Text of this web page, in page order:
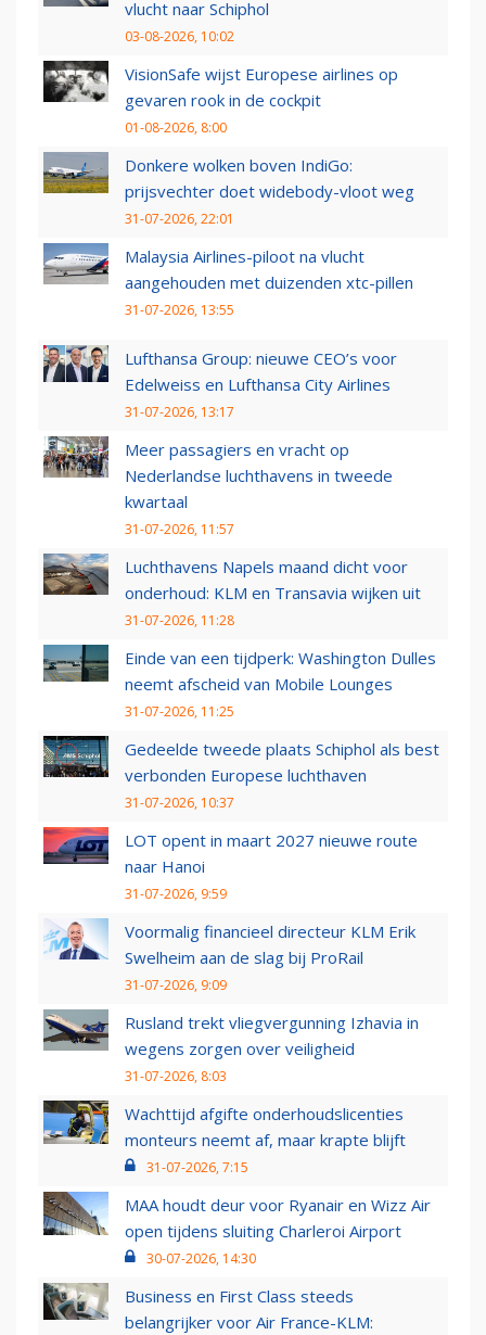
vlucht naar Schiphol
03-08-2026, 10:02
VisionSafe wijst Europese airlines op
gevaren rook in de cockpit
01-08-2026, 8:00
Donkere wolken boven IndiGo:
prijsvechter doet widebody-vloot weg
31-07-2026, 22:01
Malaysia Airlines-piloot na vlucht
aangehouden met duizenden xtc-pillen
31-07-2026, 13:55
Lufthansa Group: nieuwe CEO’s voor
Edelweiss en Lufthansa City Airlines
31-07-2026, 13:17
Meer passagiers en vracht op
Nederlandse luchthavens in tweede
kwartaal
31-07-2026, 11:57
Luchthavens Napels maand dicht voor
onderhoud: KLM en Transavia wijken uit
31-07-2026, 11:28
Einde van een tijdperk: Washington Dulles
neemt afscheid van Mobile Lounges
31-07-2026, 11:25
Gedeelde tweede plaats Schiphol als best
verbonden Europese luchthaven
31-07-2026, 10:37
LOT opent in maart 2027 nieuwe route
naar Hanoi
31-07-2026, 9:59
Voormalig financieel directeur KLM Erik
Swelheim aan de slag bij ProRail
31-07-2026, 9:09
Rusland trekt vliegvergunning Izhavia in
wegens zorgen over veiligheid
31-07-2026, 8:03
Wachttijd afgifte onderhoudslicenties
monteurs neemt af, maar krapte blijft
31-07-2026, 7:15
MAA houdt deur voor Ryanair en Wizz Air
open tijdens sluiting Charleroi Airport
30-07-2026, 14:30
Business en First Class steeds
belangrijker voor Air France-KLM: